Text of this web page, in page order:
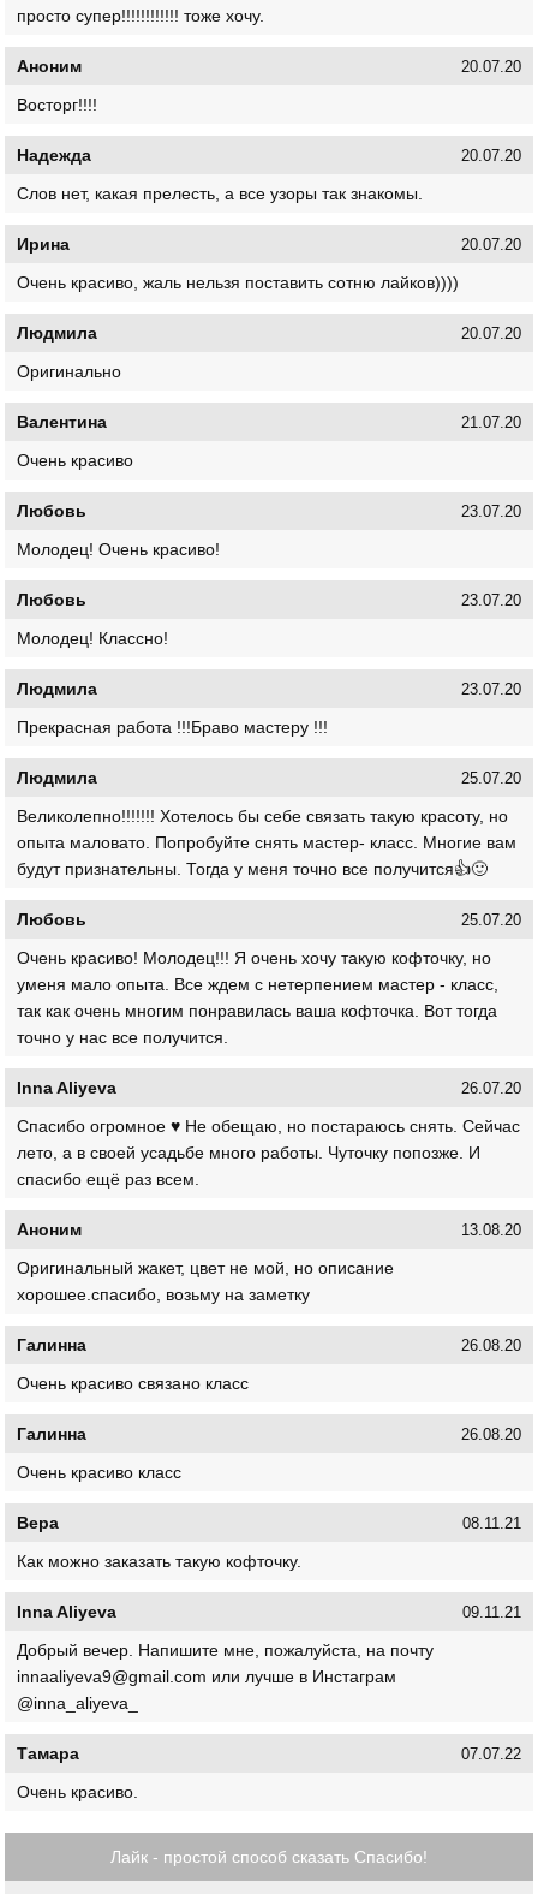
просто супер!!!!!!!!!!!! тоже хочу.
Аноним 20.07.20
Восторг!!!!
Надежда 20.07.20
Слов нет, какая прелесть, а все узоры так знакомы.
Ирина 20.07.20
Очень красиво, жаль нельзя поставить сотню лайков))))
Людмила 20.07.20
Оригинально
Валентина 21.07.20
Очень красиво
Любовь 23.07.20
Молодец! Очень красиво!
Любовь 23.07.20
Молодец! Классно!
Людмила 23.07.20
Прекрасная работа !!!Браво мастеру !!!
Людмила 25.07.20
Великолепно!!!!!!! Хотелось бы себе связать такую красоту, но
опыта маловато. Попробуйте снять мастер- класс. Многие вам
будут признательны. Тогда у меня точно все получится👍🙂
Любовь 25.07.20
Очень красиво! Молодец!!! Я очень хочу такую кофточку, но
уменя мало опыта. Все ждем с нетерпением мастер - класс,
так как очень многим понравилась ваша кофточка. Вот тогда
точно у нас все получится.
Inna Aliyeva 26.07.20
Спасибо огромное ♥️ Не обещаю, но постараюсь снять. Сейчас
лето, а в своей усадьбе много работы. Чуточку попозже. И
спасибо ещё раз всем.
Аноним 13.08.20
Оригинальный жакет, цвет не мой, но описание
хорошее.спасибо, возьму на заметку
Галинна 26.08.20
Очень красиво связано класс
Галинна 26.08.20
Очень красиво класс
Вера 08.11.21
Как можно заказать такую кофточку.
Inna Aliyeva 09.11.21
Добрый вечер. Напишите мне, пожалуйста, на почту
innaaliyeva9@gmail.com или лучше в Инстаграм
@inna_aliyeva_
Тамара 07.07.22
Очень красиво.
Лайк - простой способ сказать Спасибо!